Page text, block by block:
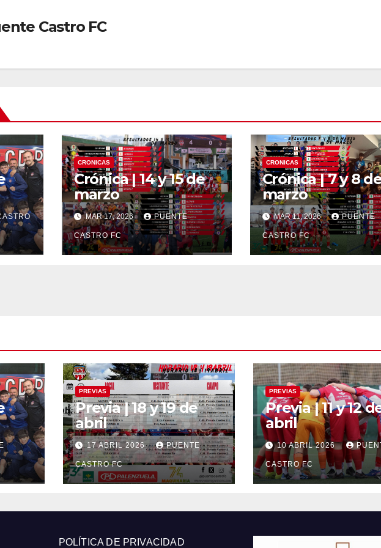
Castro FC
CRONICAS
Crónica | 14 y 15 de
marzo
MAR 17, 2026 PUENTE
CASTRO FC
CRONICAS
Crónica | 7 y 8
marzo
MAR 11, 2026 PUENTE
CASTRO FC
PREVIAS
Previa | 18 y 19 de
abril
17 ABRIL 2026 PUENTE
CASTRO FC
PREVIAS
Previa | 11 y 12
abril
10 ABRIL 2026
CASTRO FC
POLÍTICA DE PRIVACIDAD